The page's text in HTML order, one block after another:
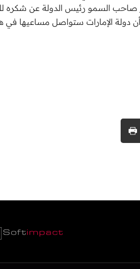
صاحب السمو رئيس الدولة عن شكره
الإمارات ستواصل مساعيها في